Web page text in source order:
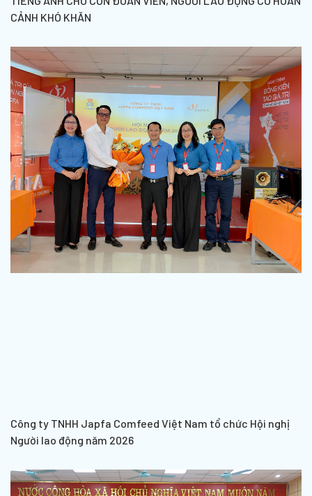
CẢNH KHÓ KHĂN
Công ty TNHH Japfa Comfeed Việt Nam tổ chức Hội nghị
Người lao động năm 2026